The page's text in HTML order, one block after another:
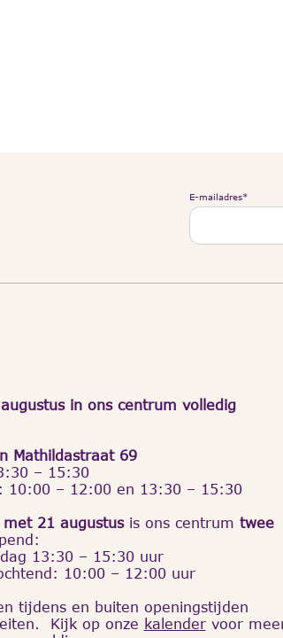
E-mailadres*
in ons centrum volledig
Mathildastraat 69
– 15:30
10:00 – 12:00 en 13:30 – 15:30
21 augustusis ons centrum twee
13:30 – 15:30 uur
10:00 – 12:00 uur
tijdens en buiten openingstijden
Kijk op onze kalendervoor